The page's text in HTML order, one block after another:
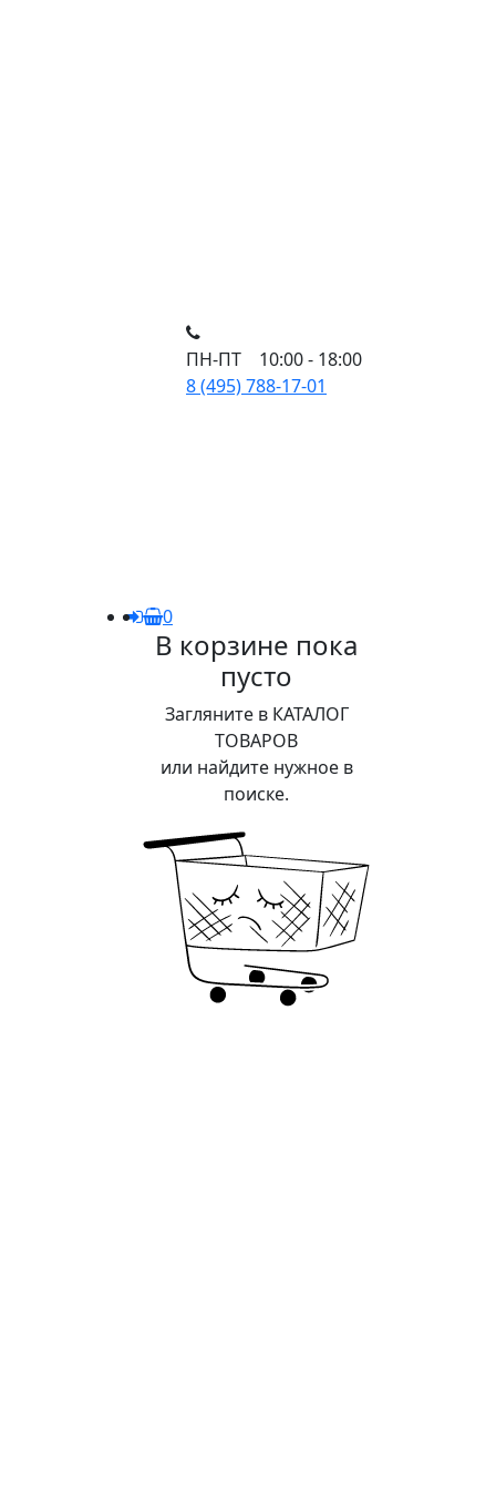
ПН-ПТ 10:00 - 18:00
8 (495) 788-17-01
0
В корзине пока
пусто
Загляните в КАТАЛОГ
ТОВАРОВ
или найдите нужное в
поиске.